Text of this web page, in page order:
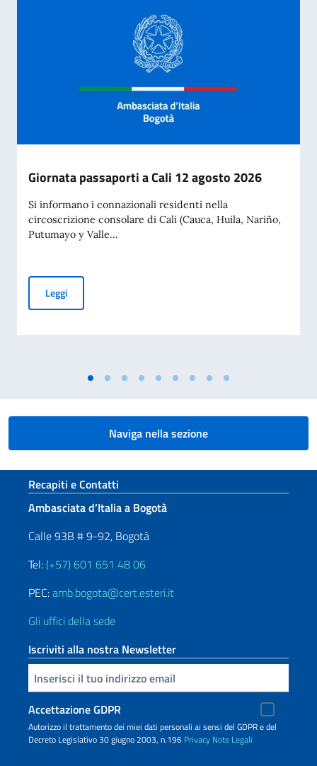
Giornata passaporti a Cali 12 agosto 2026
Si informano i connazionali residenti nella
circoscrizione consolare di Cali (Cauca, Huila, Nariño,
Putumayo y Valle...
LeggiGiornata passaporti a Cali 12 agosto 2026
Naviga nella sezione
Sezione footer
Recapiti e Contatti
Ambasciata d’Italia a Bogotà
Calle 93B # 9-92, Bogotà
Tel: (+57) 601 651 48 06
PEC:amb.bogota@cert.esteri.it
Gli uffici della sede
Iscriviti alla nostra Newsletter
Inserisci la tua email
Accettazione GDPR
Autorizzo il trattamento dei miei dati personali ai sensi del GDPR e del
Decreto Legislativo 30 giugno 2003, n.196 Privacy Note Legali